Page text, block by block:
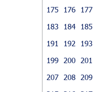
175
176 177
183
184 185
191
192 193
199
200 201
207
208 209